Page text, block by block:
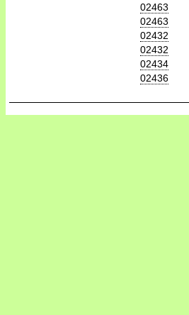
02463
02463
02432
02432
02434
02436